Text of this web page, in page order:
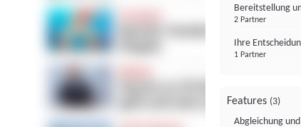
Bereitstellung
2 Partner
Ihre
1 Partner
Features (3)
Abgleichung